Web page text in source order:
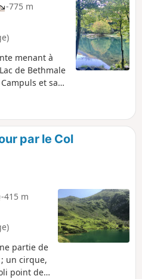
-775 m
menant à
de Bethmale
et sa
par le Col
-415 m
partie de
un cirque,
point de